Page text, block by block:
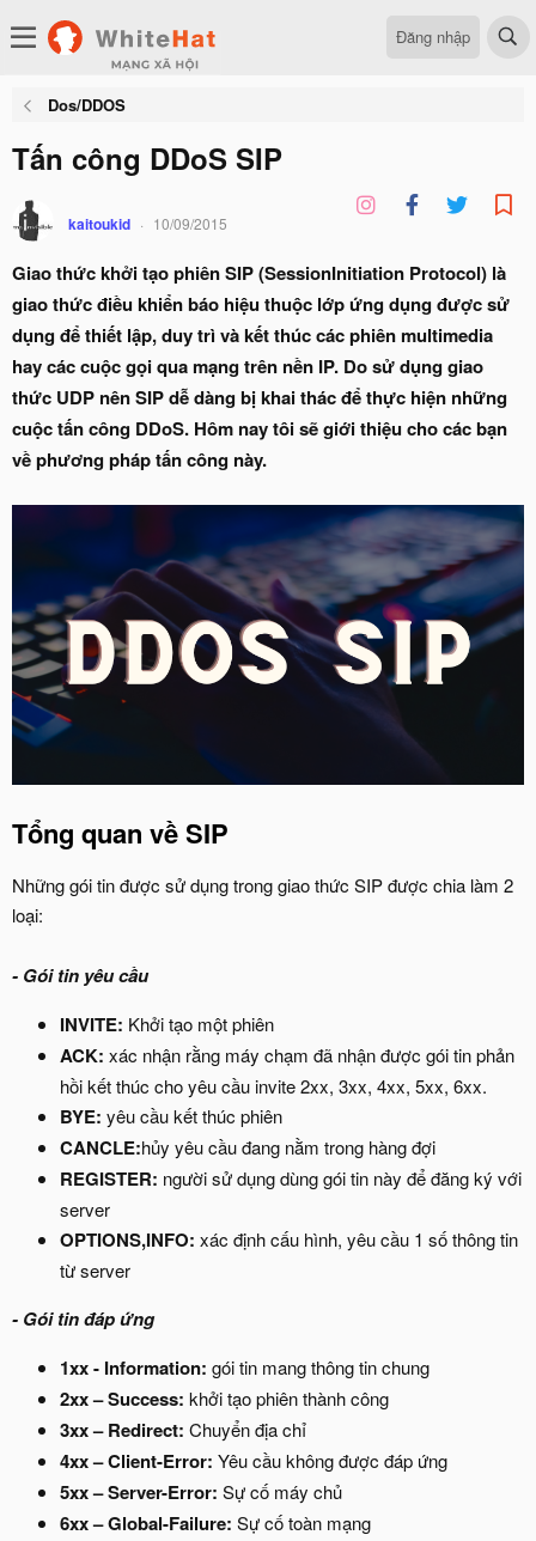
Đăng nhập
Dos/DDOS
Tấn công DDoS SIP
kaitoukid 10/09/2015
Giao thức khởi tạo phiên SIP (SessionInitiation Protocol) là
giao thức điều khiển báo hiệu thuộc lớp ứng dụng được sử
dụng để thiết lập, duy trì và kết thúc các phiên multimedia
hay các cuộc gọi qua mạng trên nền IP. Do sử dụng giao
thức UDP nên SIP dễ dàng bị khai thác để thực hiện những
cuộc tấn công DDoS. Hôm nay tôi sẽ giới thiệu cho các bạn
về phương pháp tấn công này.
Tổng quan về SIP
Những gói tin được sử dụng trong giao thức SIP được chia làm 2
loại:
- Gói tin yêu cầu
INVITE: Khởi tạo một phiên
ACK: xác nhận rằng máy chạm đã nhận được gói tin phản
hồi kết thúc cho yêu cầu invite 2xx, 3xx, 4xx, 5xx, 6xx.
BYE: yêu cầu kết thúc phiên
CANCLE:hủy yêu cầu đang nằm trong hàng đợi
REGISTER: người sử dụng dùng gói tin này để đăng ký với
server
OPTIONS,INFO: xác định cấu hình, yêu cầu 1 số thông tin
từ server
- Gói tin đáp ứng
1xx - Information: gói tin mang thông tin chung
2xx – Success: khởi tạo phiên thành công
3xx – Redirect: Chuyển địa chỉ
4xx – Client-Error: Yêu cầu không được đáp ứng
5xx – Server-Error: Sự cố máy chủ
6xx – Global-Failure: Sự cố toàn mạng